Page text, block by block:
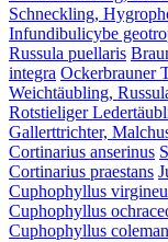
Schneckling,
Infundibulicybe
Russula puellaris
integra Ockerbrauner
Weichtäubling,
Rotstieliger
Gallerttrichter,
Cortinarius anserinus
Cortinarius praestans
Cuphophyllus
Cuphophyllus
Cuphophyllus